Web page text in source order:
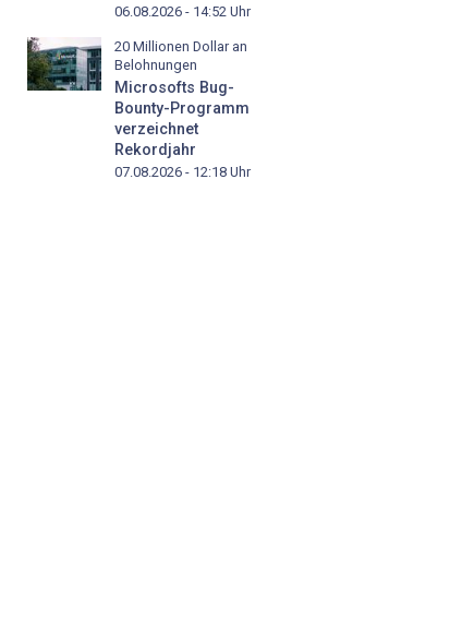
06.08.2026 - 14:52 Uhr
20 Millionen Dollar an
Belohnungen
Microsofts Bug-
Bounty-Programm
verzeichnet
Rekordjahr
07.08.2026 - 12:18 Uhr